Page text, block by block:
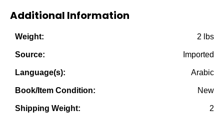
$39.95.$15.00.
Additional Information
Weight: 2 lbs
Source: Imported
Language(s): Arabic
Book/Item Condition: New
Shipping Weight: 2